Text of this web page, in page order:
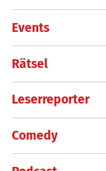
Events
Rätsel
Leserreporter
Comedy